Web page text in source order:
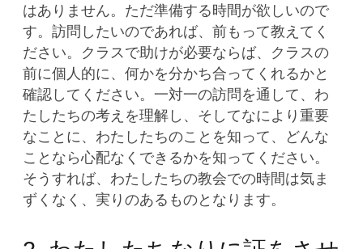
はありません。ただ準備する時間が欲しいので
す。訪問したいのであれば、前もって教えてく
ださい。クラスで助けが必要ならば、クラスの
前に個人的に、何かを分かち合ってくれるかと
確認してください。一対一の訪問を通して、わ
たしたちの考えを理解し、そしてなにより重要
なことに、わたしたちのことを知って、どんな
ことなら心配なくできるかを知ってください。
そうすれば、わたしたちの教会での時間は気ま
ずくなく、実りのあるものとなります。